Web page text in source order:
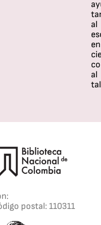
al
en
al
postal: 110311